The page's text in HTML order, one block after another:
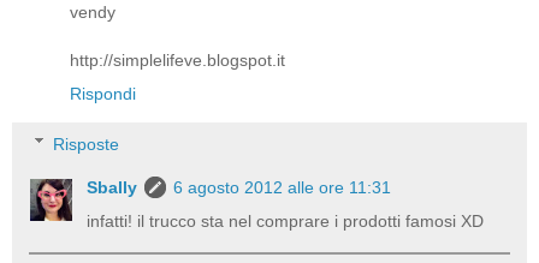
vendy
http://simplelifeve.blogspot.it
Rispondi
Risposte
Sbally
6 agosto 2012 alle ore 11:31
infatti! il trucco sta nel comprare i prodotti famosi XD